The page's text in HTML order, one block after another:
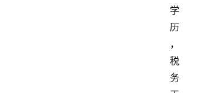
学
历
，
税
务